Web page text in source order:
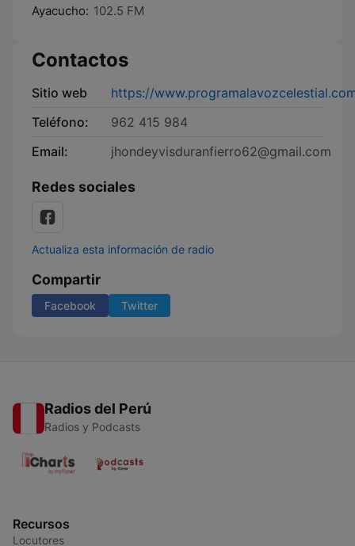
Ayacucho: 102.5 FM
Contactos
Sitio web
https://
Teléfono:
962 415 984
Email:
jhondeyvisduranfierro62@gmail.com
Redes sociales
Actualiza esta información de radio
Compartir
Facebook Twitter
Radios del Perú
Radios y Podcasts
Recursos
Locutores